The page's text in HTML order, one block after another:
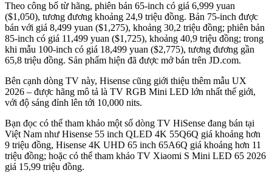
Theo công bố từ hãng, phiên bản 65-inch có giá 6,999 yuan
($1,050), tương đương khoảng 24,9 triệu đồng. Bản 75-inch được
bán với giá 8,499 yuan ($1,275), khoảng 30,2 triệu đồng; phiên bản
85-inch có giá 11,499 yuan ($1,725), khoảng 40,9 triệu đồng; trong
khi mẫu 100-inch có giá 18,499 yuan ($2,775), tương đương gần
65,8 triệu đồng. Sản phẩm hiện đã được mở bán trên JD.com.
Bên cạnh dòng TV này, Hisense cũng giới thiệu thêm mẫu UX
2026 – được hãng mô tả là TV RGB Mini LED lớn nhất thế giới,
với độ sáng đỉnh lên tới 10,000 nits.
Bạn đọc có thể tham khảo một số dòng TV HiSense đang bán tại
Việt Nam như Hisense 55 inch QLED 4K 55Q6Q giá khoảng hơn
9 triệu đồng, Hisense 4K UHD 65 inch 65A6Q giá khoảng hơn 11
triệu đồng; hoặc có thể tham khảo TV Xiaomi S Mini LED 65 2026
giá 15,99 triệu đồng.